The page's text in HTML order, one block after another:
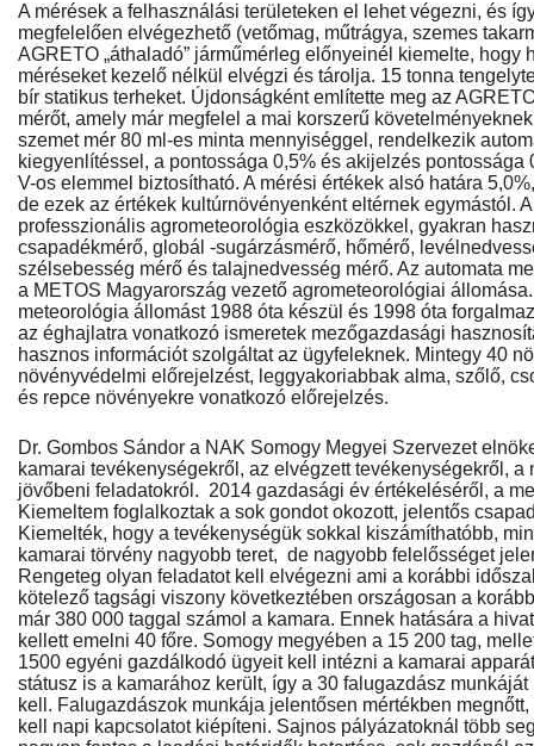
A mérések a felhasználási területeken el lehet végezni, és
megfelelően elvégezhető (vetőmag, műtrágya, szemes
AGRETO „áthaladó” járműmérleg előnyeinél kiemelte, hogy
méréseket kezelő nélkül elvégzi és tárolja. 15 tonna
bír statikus terheket. Újdonságként említette meg az
mérőt, amely már megfelel a mai korszerű
szemet mér 80 ml-es minta mennyiséggel, rendelkezik
kiegyenlítéssel, a pontossága 0,5% és akijelzés pontossága
V-os elemmel biztosítható. A mérési értékek alsó határa
de ezek az értékek kultúrnövényenként eltérnek egymástól.
professzionális agrometeorológia eszközökkel, gyakran
csapadékmérő, globál -sugárzásmérő, hőmérő,
szélsebesség mérő és talajnedvesség mérő. Az automata
a METOS Magyarország vezető agrometeorológiai
meteorológia állomást 1988 óta készül és 1998 óta
az éghajlatra vonatkozó ismeretek mezőgazdasági
hasznos információt szolgáltat az ügyfeleknek. Mintegy 40
növényvédelmi előrejelzést, leggyakoriabbak alma, szőlő,
és repce növényekre vonatkozó előrejelzés.
Dr. Gombos Sándor a NAK Somogy Megyei Szervezet
kamarai tevékenységekről, az elvégzett tevékenységekről, a
jövőbeni feladatokról. 2014 gazdasági év értékeléséről, a
Kiemeltem foglalkoztak a sok gondot okozott, jelentős
Kiemelték, hogy a tevékenységük sokkal kiszámíthatóbb,
kamarai törvény nagyobb teret, de nagyobb felelősséget
Rengeteg olyan feladatot kell elvégezni ami a korábbi
kötelező tagsági viszony következtében országosan a
már 380 000 taggal számol a kamara. Ennek hatására a
kellett emelni 40 főre. Somogy megyében a 15 200 tag,
1500 egyéni gazdálkodó ügyeit kell intézni a kamarai
státusz is a kamarához került, így a 30 falugazdász
kell. Falugazdászok munkája jelentősen mértékben
kell napi kapcsolatot kiépíteni. Sajnos pályázatoknál több